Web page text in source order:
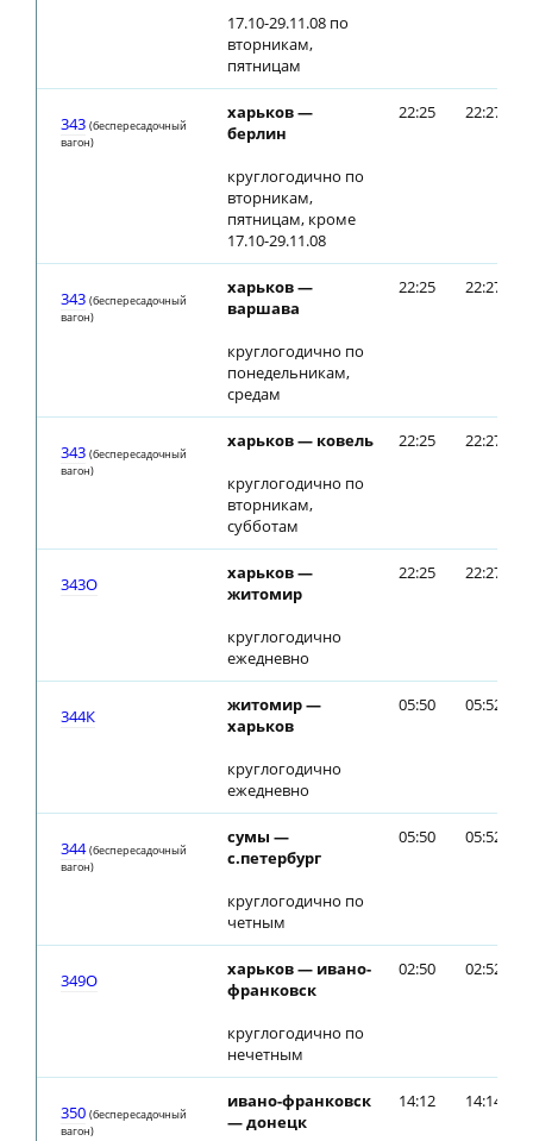
17.10-29.11.08 по
вторникам,
пятницам
343 (беспересадочный
вагон)
харьков —
берлин
круглогодично по
вторникам,
пятницам, кроме
17.10-29.11.08
22:25 22:27
343 (беспересадочный
вагон)
харьков —
варшава
круглогодично по
понедельникам,
средам
22:25 22:27
343 (беспересадочный
вагон)
харьков — ковель
круглогодично по
вторникам,
субботам
22:25 22:27
343О
харьков —
житомир
круглогодично
ежедневно
22:25 22:27
344К
житомир —
харьков
круглогодично
ежедневно
05:50 05:52
344 (беспересадочный
вагон)
сумы —
с.петербург
круглогодично по
четным
05:50 05:52
349О
харьков — ивано-
франковск
круглогодично по
нечетным
02:50 02:52
350 (беспересадочный
вагон)
ивано-франковск
— донецк
14:12 14:14